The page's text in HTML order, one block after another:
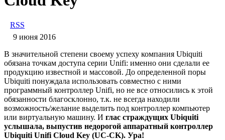
RSS
9 июня 2016
В значительной степени своему успеху компания Ubiquiti
обязана точкам доступа серии Unifi: именно они сделали ее
продукцию известной и массовой. До определенной поры
Ubiquiti понуждала использовать совместно с ними
программный контроллер Unifi, но не все относились к этой
обязанности благосклонно, т.к. не всегда находили
возможность/желание выделить под контроллер компьютер
или виртуальную машину. И глас страждущих Ubiquiti
услышала, выпустив недорогой аппаратный контроллер
Ubiquiti Unifi Cloud Key (UC-CK). Ура!